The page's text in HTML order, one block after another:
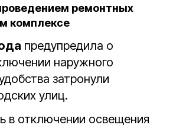
ремонтных
комплексе
предупредила о
наружного
затронули
улиц.
в отключении освещения